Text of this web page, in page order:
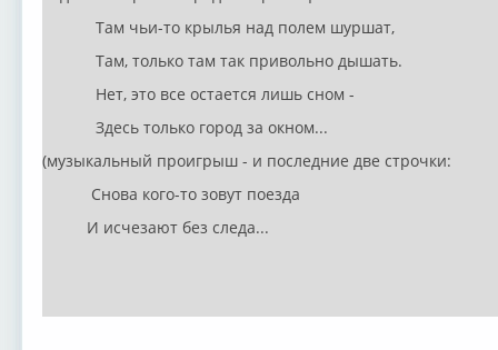
Там чьи-то крылья над полем шуршат,
Там, только там так привольно дышать.
Нет, это все остается лишь сном -
Здесь только город за окном...
(музыкальный проигрыш - и последние две строчки:
Снова кого-то зовут поезда
И исчезают без следа...